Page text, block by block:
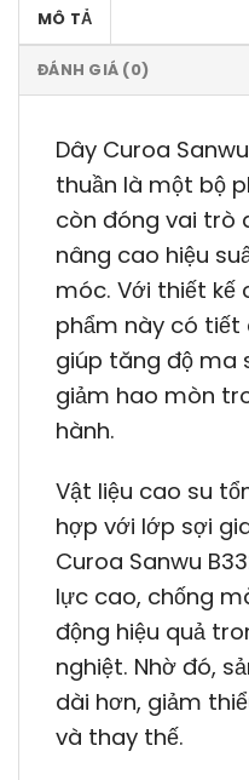
MÔ TẢ
ĐÁNH GIÁ (0)
Dây Curoa
thuần là một bộ
còn đóng vai trò
nâng cao hiệu
móc. Với thiết kế
phẩm này có tiết
giúp tăng độ ma
giảm hao mòn
hành.
Vật liệu cao su
hợp với lớp sợi
Curoa Sanwu
lực cao, chống
động hiệu quả
nghiệt. Nhờ đó,
dài hơn, giảm
và thay thế.